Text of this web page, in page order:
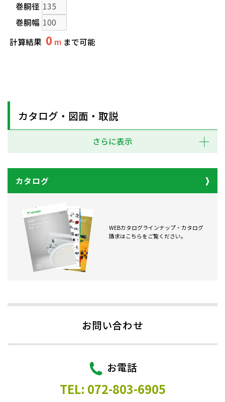
巻胴径
巻胴幅
計算結果 0 m まで可能
カタログ・図面・取説
さらに表示
カタログ
WEBカタログラインナップ・カタログ
請求はこちらをご覧ください。
お問い合わせ
お電話
TEL: 072-803-6905